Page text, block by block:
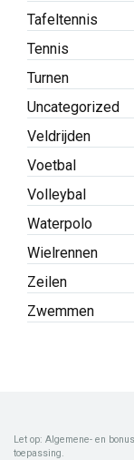
Tafeltennis
Tennis
Turnen
Uncategorized
Veldrijden
Voetbal
Volleybal
Waterpolo
Wielrennen
Zeilen
Zwemmen
Let op: Algemene- en
toepassing.